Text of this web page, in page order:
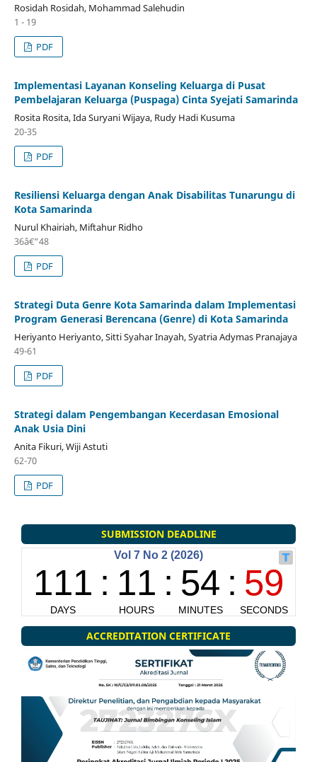
Rosidah Rosidah, Mohammad Salehudin
1 - 19
PDF
Implementasi Layanan Konseling Keluarga di Pusat
Pembelajaran Keluarga (Puspaga) Cinta Syejati Samarinda
Rosita Rosita, Ida Suryani Wijaya, Rudy Hadi Kusuma
20-35
PDF
Resiliensi Keluarga dengan Anak Disabilitas Tunarungu di
Kota Samarinda
Nurul Khairiah, Miftahur Ridho
36â€“48
PDF
Strategi Duta Genre Kota Samarinda dalam Implementasi
Program Generasi Berencana (Genre) di Kota Samarinda
Heriyanto Heriyanto, Sitti Syahar Inayah, Syatria Adymas Pranajaya
49-61
PDF
Strategi dalam Pengembangan Kecerdasan Emosional
Anak Usia Dini
Anita Fikuri, Wiji Astuti
62-70
PDF
SUBMISSION DEADLINE
ACCREDITATION CERTIFICATE